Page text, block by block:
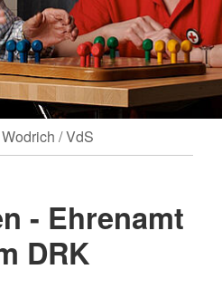
/ VdS
- Ehrenamt
DRK